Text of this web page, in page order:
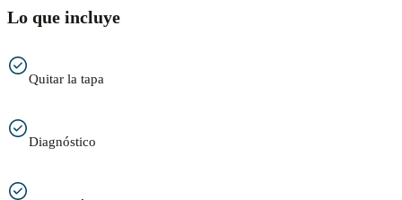
Lo que incluye
Quitar la tapa
Diagnóstico